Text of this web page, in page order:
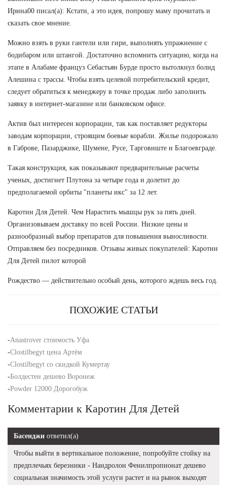
Ирина00 писал(а): Кстати, а это идея, попрошу маму прочитать и
сказать свое мнение.
Можно взять в руки гантели или гири, выполнять упражнение с
бодибаром или штангой. Достаточно вспомнить ситуацию, когда на
этапе в Алабаме француз Себастьян Бурде просто вытолкнул болид
Алешина с трассы. Чтобы взять целевой потребительский кредит,
следует обратиться к менеджеру в точке продаж либо заполнить
заявку в интернет-магазине или банковском офисе.
Актив был интересен корпорации, так как поставляет редукторы
заводам корпорации, строящим боевые корабли. Жилье подорожало
в Габрове, Пазарджике, Шумене, Русе, Тарговиште и Благоевграде.
Такая конструкция, как показывают предварительные расчеты
ученых, достигнет Плутона за четыре года и долетит до
предполагаемой орбиты "планеты икс" за 12 лет.
Каротин Для Детей. Чем Нарастить мышцы рук за пять дней.
Организовываем доставку по всей России. Низкие цены и
разнообразный выбор препаратов для повышения выносливости.
Отправляем без посредников. Отзывы живых покупателей: Каротин
Для Детей пилот которой
Рождество — действительно особый день, которого ждешь весь год.
ПОХОЖИЕ СТАТЬИ
-Anastrover стоимость Уфа
-Clostilbegyt цена Артём
-Clostilbegyt со скидкой Кумертау
-Болдестен дешево Воронеж
-Powder 12000 Дорогобуж
Комментарии к Каротин Для Детей
Басенджи ответил(а)
Чтобы выйти в вертикальное положение, попробуйте стойку на
предплечьях березники - Нандролон Фенилпропионат дешево
социальная значимость этой услуги растет и на рынок выходят